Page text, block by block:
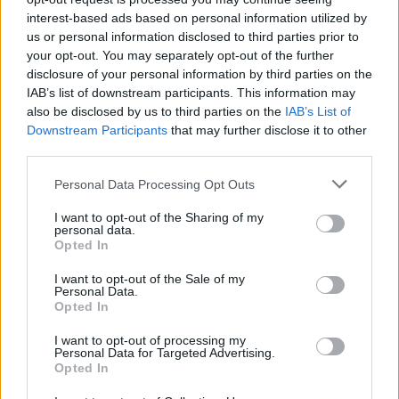
interest-based ads based on personal information utilized by
us or personal information disclosed to third parties prior to
your opt-out. You may separately opt-out of the further
disclosure of your personal information by third parties on the
IAB’s list of downstream participants. This information may
also be disclosed by us to third parties on the IAB’s List of
Downstream Participants that may further disclose it to other
Personal Data Processing Opt Outs
I want to opt-out of the Sharing of my
personal data.
Opted In
I want to opt-out of the Sale of my
Personal Data.
Opted In
I want to opt-out of processing my
Personal Data for Targeted Advertising.
Opted In
fælles oplevelse – og inspirere til ny viden og
nysgerrighed på naturvidenskab, siger Tina Ibsen,
der er astrofysiker og en af initiativtagerne til
Sol26.
Herunder får man et overblik over, hvornår
solformørkelsen rammer forskellige steder i
Nordjylland.
Følg os på Discover
09. august 2026 kl. 11.00
NORDJYLLAND: Region Nordjylland har den
laveste forekomst af demens blandt ældre
borgere i Danmark. Inden for regionen er der dog
store forskelle.
med demens, mens Jammerbugt Kommune har
den laveste.
Det skriver FOA i en pressemeddelelse.
Samtidig advarer FOA om, at det stigende antal
borgere med demens lægger et voksende pres på
Vis mere